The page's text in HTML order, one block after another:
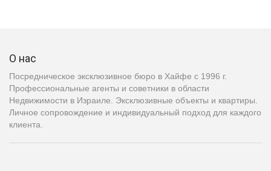
О нас
Посредническое эксклюзивное бюро в Хайфе с 1996 г.
Профессиональные агенты и советники в области
Недвижимости в Израиле. Эксклюзивные объекты и квартиры.
Личное сопровождение и индивидуальный подход для каждого
клиента.